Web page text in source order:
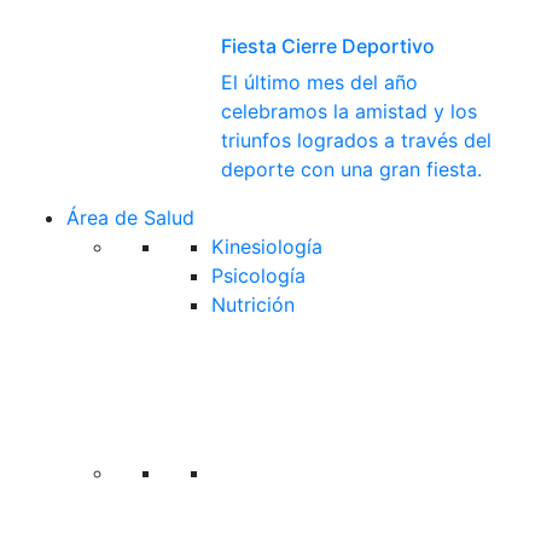
Fiesta Cierre Deportivo
El último mes del año
celebramos la amistad y los
triunfos logrados a través del
deporte con una gran fiesta.
Área de Salud
Kinesiología
Psicología
Nutrición